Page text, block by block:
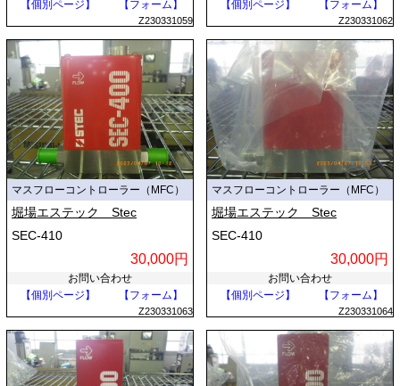
【個別ページ】
【フォーム】
Z230331059
【個別ページ】
【フォーム】
Z230331062
マスフローコントローラー（MFC）
堀場エステック Stec
SEC-410
30,000円
お問い合わせ
【個別ページ】
【フォーム】
Z230331063
マスフローコントローラー（MFC）
堀場エステック Stec
SEC-410
30,000円
お問い合わせ
【個別ページ】
【フォーム】
Z230331064